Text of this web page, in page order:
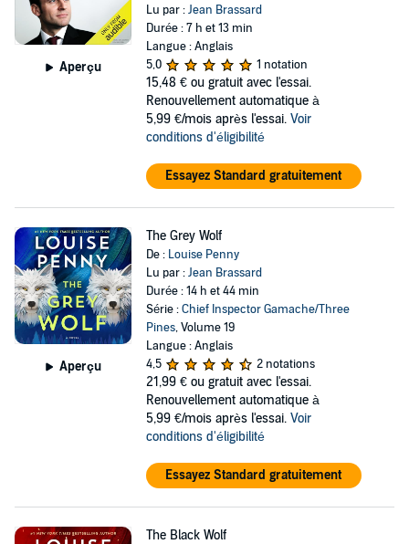
Aperçu
Lu par :Jean Brassard
Durée : 7 h et 13 min
Langue : Anglais
5,0
1 notation
15,48 € ou gratuit avec l'essai.
Renouvellement automatique à
5,99 €/mois après l'essai. Voir
conditions d'éligibilité
Essayez Standard gratuitement
Aperçu
The Grey Wolf
De : Louise Penny
Lu par :Jean Brassard
Durée : 14 h et 44 min
Série :Chief Inspector Gamache/Three
Pines, Volume 19
Langue : Anglais
4,5
2 notations
21,99 € ou gratuit avec l'essai.
Renouvellement automatique à
5,99 €/mois après l'essai. Voir
conditions d'éligibilité
Essayez Standard gratuitement
The Black Wolf